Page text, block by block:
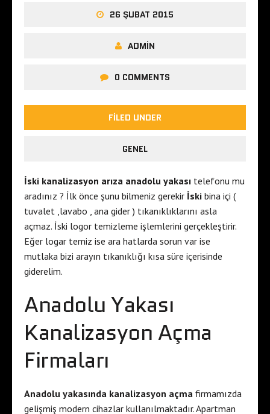
26 ŞUBAT 2015
ADMIN
0 COMMENTS
FILED UNDER
GENEL
İski kanalizasyon arıza anadolu yakası telefonu mu
aradınız ? İlk önce şunu bilmeniz gerekir İski bina içi (
tuvalet ,lavabo , ana gider ) tıkanıklıklarını asla
açmaz. İski logor temizleme işlemlerini gerçekleştirir.
Eğer logar temiz ise ara hatlarda sorun var ise
mutlaka bizi arayın tıkanıklığı kısa süre içerisinde
giderelim.
Anadolu Yakası
Kanalizasyon Açma
Firmaları
Anadolu yakasında kanalizasyon açma firmamızda
gelişmiş modern cihazlar kullanılmaktadır. Apartman